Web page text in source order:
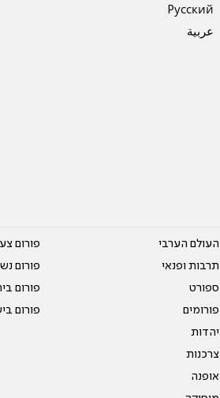
Pусский
عربية
העולם הערבי
תרבות ופנאי
ספורט
פורומים
יהדות
צרכנות
אופנה
פורום
פורום
פורום
פורום